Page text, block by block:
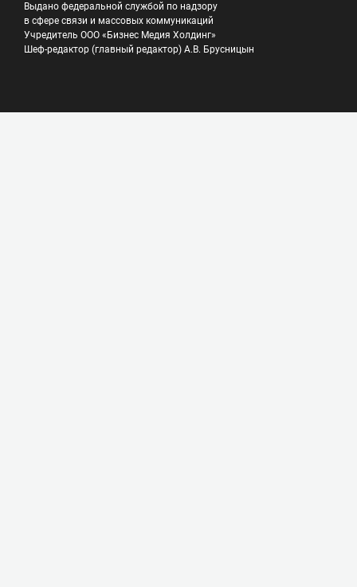
Выдано федеральной службой по надзору
в сфере связи и массовых коммуникаций
Учредитель ООО «Бизнес Медия Холдинг»
Шеф-редактор (главный редактор) А.В. Брусницын